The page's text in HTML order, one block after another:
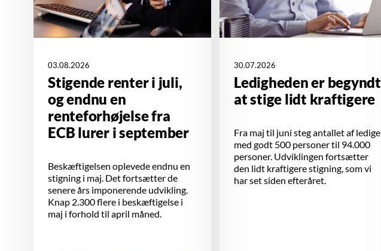
03.08.2026
Stigende renter i juli,
og endnu en
renteforhøjelse fra
ECB lurer i september
Beskæftigelsen oplevede endnu en
stigning i maj. Det fortsætter de
senere års imponerende udvikling.
Knap 2.300 flere i beskæftigelse i
maj i forhold til april måned.
30.07.2026
Ledigheden er begyndt
at stige lidt kraftigere
Fra maj til juni steg antallet af ledige
med godt 500 personer til 94.000
personer. Udviklingen fortsætter
den lidt kraftigere stigning, som vi
har set siden efteråret.